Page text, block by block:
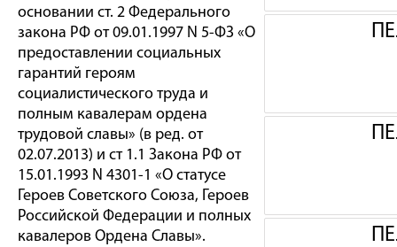
основании ст. 2 Федерального
закона РФ от 09.01.1997 N 5-ФЗ «О
предоставлении социальных
гарантий героям
социалистического труда и
полным кавалерам ордена
трудовой славы» (в ред. от
02.07.2013) и ст 1.1 Закона РФ от
15.01.1993 N 4301-1 «О статусе
Героев Советского Союза, Героев
Российской Федерации и полных
кавалеров Ордена Славы».